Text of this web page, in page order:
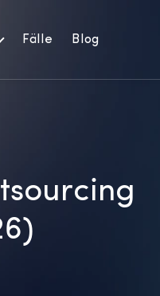
Fälle Blog